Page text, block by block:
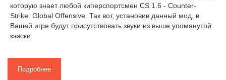
которую знает любой киперспортсмен CS 1.6 - Counter-
Strike: Global Offensive. Так вот, установив данный мод, в
Вашей игре будут присутствовать звуки из выше упомянутой
кээски.
Подробнее